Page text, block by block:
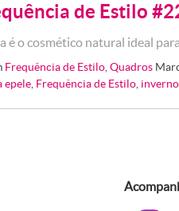
de Estilo
é o cosmético natural ideal
Frequência de Estilo ,Quadros
epele Frequência de Estilo inverno